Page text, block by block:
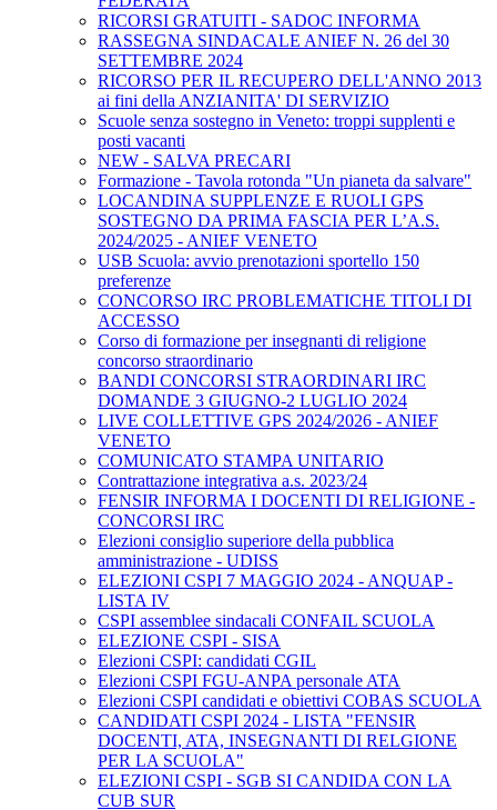
RICORSI GRATUITI - SADOC INFORMA
RASSEGNA SINDACALE ANIEF N. 26 del 30
SETTEMBRE 2024
RICORSO PER IL RECUPERO DELL'ANNO 2013
ai fini della ANZIANITA' DI SERVIZIO
Scuole senza sostegno in Veneto: troppi supplenti e
posti vacanti
NEW - SALVA PRECARI
Formazione - Tavola rotonda "Un pianeta da salvare"
LOCANDINA SUPPLENZE E RUOLI GPS
SOSTEGNO DA PRIMA FASCIA PER L’A.S.
2024/2025 - ANIEF VENETO
USB Scuola: avvio prenotazioni sportello 150
preferenze
CONCORSO IRC PROBLEMATICHE TITOLI DI
ACCESSO
Corso di formazione per insegnanti di religione
concorso straordinario
BANDI CONCORSI STRAORDINARI IRC
DOMANDE 3 GIUGNO-2 LUGLIO 2024
LIVE COLLETTIVE GPS 2024/2026 - ANIEF
VENETO
COMUNICATO STAMPA UNITARIO
Contrattazione integrativa a.s. 2023/24
FENSIR INFORMA I DOCENTI DI RELIGIONE -
CONCORSI IRC
Elezioni consiglio superiore della pubblica
amministrazione - UDISS
ELEZIONI CSPI 7 MAGGIO 2024 - ANQUAP -
LISTA IV
CSPI assemblee sindacali CONFAIL SCUOLA
ELEZIONE CSPI - SISA
Elezioni CSPI: candidati CGIL
Elezioni CSPI FGU-ANPA personale ATA
Elezioni CSPI candidati e obiettivi COBAS SCUOLA
CANDIDATI CSPI 2024 - LISTA "FENSIR
DOCENTI, ATA, INSEGNANTI DI RELGIONE
PER LA SCUOLA"
ELEZIONI CSPI - SGB SI CANDIDA CON LA
CUB SUR